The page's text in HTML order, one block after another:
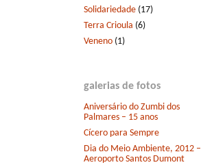
Solidariedade (17)
Terra Crioula (6)
Veneno (1)
galerias de fotos
Aniversário do Zumbi dos
Palmares – 15 anos
Cícero para Sempre
Dia do Meio Ambiente, 2012 –
Aeroporto Santos Dumont